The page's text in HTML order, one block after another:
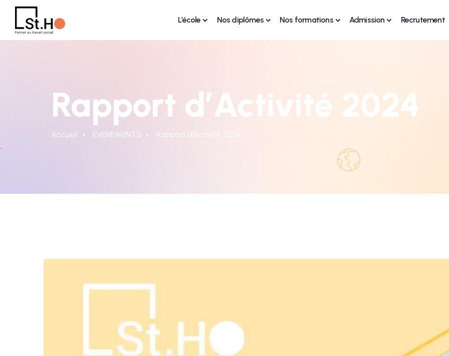
L’école Nos diplômes Nos formations Admission Recrutement
Rapport d’Activité 2024
Accueil EVENEMENTS Rapport d’Activité 2024